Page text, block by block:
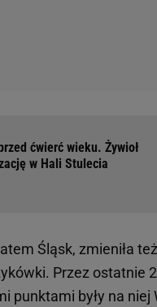
ćwierć wieku. Żywioł
w Hali Stulecia
Śląsk, zmieniła
Przez ostatnie
punktami były na niej